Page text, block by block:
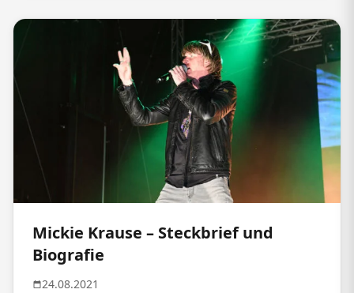
Mickie Krause – Steckbrief und
Biografie
24.08.2021